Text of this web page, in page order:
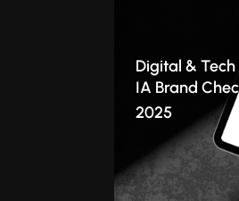
Digital & Tech
IA Brand
2025